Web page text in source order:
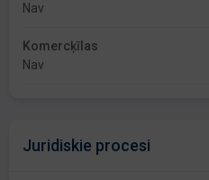
Nav
Komercķīlas
Nav
Juridiskie procesi